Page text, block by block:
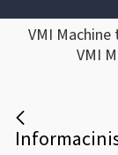
VMI
VMI